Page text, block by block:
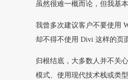
虽然很难一概而论，但我基
我曾多次建议客户不要使用
却不得不使用 Divi 这样的页
归根结底，大多数人并不关
模式、使用现代技术栈或类